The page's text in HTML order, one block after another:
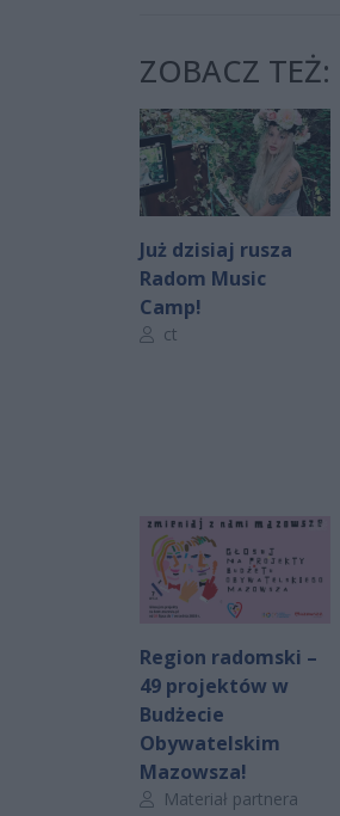
ZOBACZ TEŻ:
Już dzisiaj rusza
Radom Music
Camp!
Autor artykułu:
ct
Region radomski –
49 projektów w
Budżecie
Obywatelskim
Mazowsza!
Autor artykułu:
Materiał partnera